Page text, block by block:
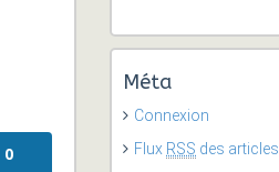
0
Méta
Connexion
Flux RSS des articles